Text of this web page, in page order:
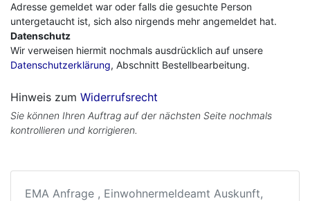
Adresse gemeldet war oder falls die gesuchte Person
untergetaucht ist, sich also nirgends mehr angemeldet hat.
Datenschutz
Wir verweisen hiermit nochmals ausdrücklich auf unsere
Datenschutzerklärung, Abschnitt Bestellbearbeitung.
Hinweis zum Widerrufsrecht
Sie können Ihren Auftrag auf der nächsten Seite nochmals
kontrollieren und korrigieren.
EMA Anfrage , Einwohnermeldeamt Auskunft,